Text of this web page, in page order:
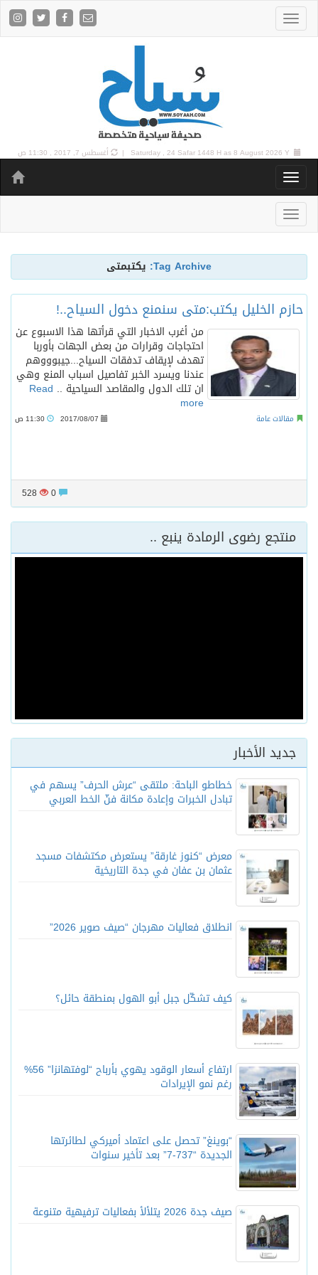
Saturday , 24 Safar 1448 H as8 August 2026 Y | أغسطس 7, 2017 , 11:30 ص
Tag Archive: يكتبمتى
حازم الخليل يكتب:متى سنمنع دخول السياح..!
من أغرب الاخبار التي قرأتها هذا الاسبوع عن
احتجاجات وقرارات من بعض الجهات بأوربا
تهدف لإيقاف تدفقات السياح...جيبوووهم
عندنا ويسرد الخبر تفاصيل اسباب المنع وهي
ان تلك الدول والمقاصد السياحية .. Read
more
مقالات عامة 2017/08/07
528
منتجع رضوى الرمادة ينبع ..
جديد الأخبار
خطاطو الباحة: ملتقى “عرش الحرف” يسهم في
تبادل الخبرات وإعادة مكانة فنّ الخط العربي
معرض “كنوز غارقة” يستعرض مكتشفات مسجد
عثمان بن عفان في جدة التاريخية
انطلاق فعاليات مهرجان “صيف صوير 2026”
كيف تشكّل جبل أبو الهول بمنطقة حائل؟
ارتفاع أسعار الوقود يهوي بأرباح “لوفتهانزا” 56%
رغم نمو الإيرادات
“بوينغ” تحصل على اعتماد أميركي لطائرتها
الجديدة “737-7” بعد تأخير سنوات
صيف جدة 2026 يتلألأ بفعاليات ترفيهية متنوعة